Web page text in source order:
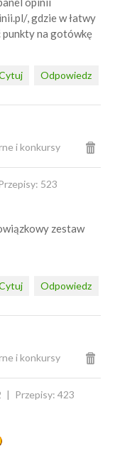
, gdzie w łatwy
punkty na gotówkę
Odpowiedz
i konkursy
523
zestaw
Odpowiedz
i konkursy
Przepisy: 423